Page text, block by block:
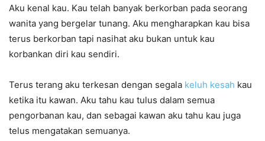
Aku kenal kau. Kau telah banyak berkorban pada seorang
wanita yang bergelar tunang. Aku mengharapkan kau bisa
terus berkorban tapi nasihat aku bukan untuk kau
korbankan diri kau sendiri.
Terus terang aku terkesan dengan segala keluh kesah kau
ketika itu kawan. Aku tahu kau tulus dalam semua
pengorbanan kau, dan sebagai kawan aku tahu kau juga
telus mengatakan semuanya.